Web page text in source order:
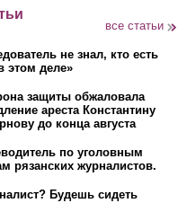
все статьи
не знал, кто есть
этом деле»
защиты обжаловала
ареста Константину
до конца августа
по уголовным
рязанских журналистов.
Будешь сидеть